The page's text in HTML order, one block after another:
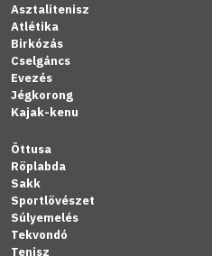
Asztalitenisz
Atlétika
Birkózás
Cselgáncs
Evezés
Jégkorong
Kajak-kenu
Öttusa
Röplabda
Sakk
Sportlövészet
Súlyemelés
Tekvondó
Tenisz